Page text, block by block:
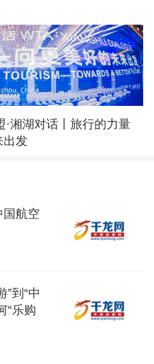
·湘湖对话丨旅行的力量
发
国航空
”到“中
“乐购